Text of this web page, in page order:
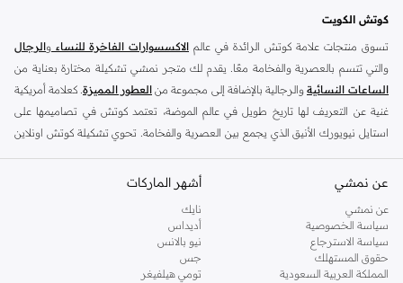
كوتش الكويت
تسوق منتجات علامة كوتش الرائدة في عالم الاكسسوارات الفاخرة للنساء والرجال
والتي تتسم بالعصرية والفخامة معًا. يقدم لك متجر نمشي تشكيلة مختارة بعناية من
الساعات النسائية والرجالية بالإضافة إلى مجموعة من العطور المميزة . كعلامة أمريكية
غنية عن التعريف لها تاريخ طويل في عالم الموضة، تعتمد كوتش في تصاميمها على
استايل نيويورك الأنيق الذي يجمع بين العصرية والفخامة. تحوي تشكيلة كوتش اونلاين
العطور الرجالية
من كوتش.
يمكن أن يخبر عطرك الكثير عن شخصيتك وربما يؤثر على الشخص الآخر قبل أن
تتحدث معه. العطور المقدمة من الماركات العالمية تتحدث الكثير عن ذوقك، حيث أنها
انعكاس لأسلوبك الفريد، لذا تأكد من اختيار العطر المناسب مع عطر كوتش.
الساعة عبارة عن اكسسوار يُظهر شخصيتك بمجرد أن تجد ما يناسبك. تأتي
عن نمشي
عن نمشي
سياسة الخصوصية
سياسة الاسترجاع
حقوق المستهلك
المملكة العربية السعودية
أشهر الماركات
نايك
أديداس
نيو بالانس
جس
تومي هيلفيغر